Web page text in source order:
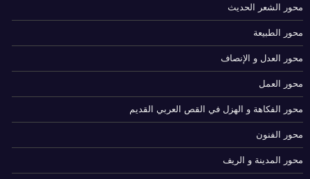
محور الشعر الحديث
محور الطبيعة
محور العدل و الإنصاف
محور العمل
محور الفكاهة و الهزل في القص العربي القديم
محور الفنون
محور المدينة و الريف